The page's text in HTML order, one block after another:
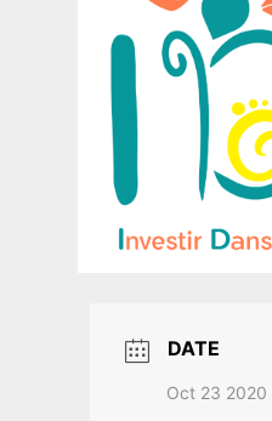
DATE
Oct 23 2020